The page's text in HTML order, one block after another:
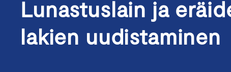
Lunastuslain ja
lakien uudistaminen